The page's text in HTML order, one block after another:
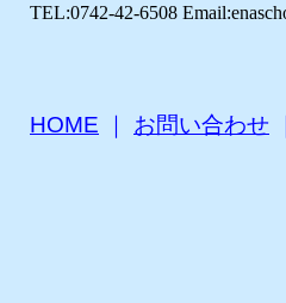
TEL:0742-42-6508
HOME お問い合わせ